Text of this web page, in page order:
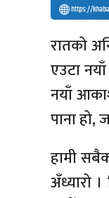
रातको
एउटा
नयाँ
पाना
हामी
अँध्यारो